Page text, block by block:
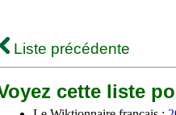
Liste précédente
cette liste